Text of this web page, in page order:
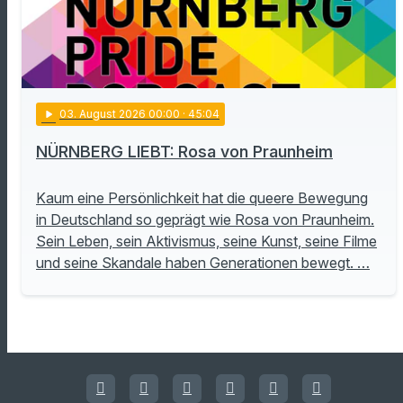
play_arrow 03. August 2026 00:00 · 45:04
NÜRNBERG LIEBT: Rosa von Praunheim
Kaum eine Persönlichkeit hat die queere Bewegung
in Deutschland so geprägt wie Rosa von Praunheim.
Sein Leben, sein Aktivismus, seine Kunst, seine Filme
und seine Skandale haben Generationen bewegt. …